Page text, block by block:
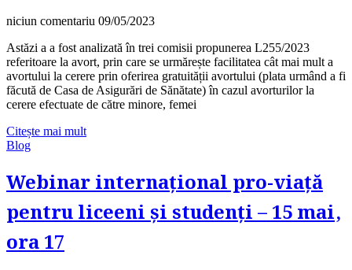
niciun comentariu 09/05/2023
Astăzi a a fost analizată în trei comisii propunerea L255/2023
referitoare la avort, prin care se urmărește facilitatea cât mai mult a
avortului la cerere prin oferirea gratuității avortului (plata urmând a fi
făcută de Casa de Asigurări de Sănătate) în cazul avorturilor la
cerere efectuate de către minore, femei
Citește mai mult
Blog
Webinar internațional pro-viață
pentru liceeni și studenți – 15 mai,
ora 17